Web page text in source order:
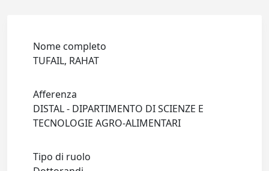
Nome completo
TUFAIL, RAHAT
Afferenza
DISTAL - DIPARTIMENTO DI SCIENZE E
TECNOLOGIE AGRO-ALIMENTARI
Tipo di ruolo